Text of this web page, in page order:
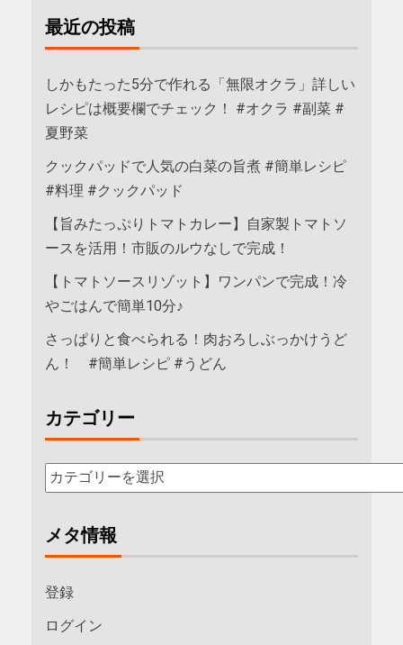
最近の投稿
しかもたった5分で作れる「無限オクラ」詳しい
レシピは概要欄でチェック！ #オクラ #副菜 #
夏野菜
クックパッドで人気の白菜の旨煮 #簡単レシピ
#料理 #クックパッド
【旨みたっぷりトマトカレー】自家製トマトソ
ースを活用！市販のルウなしで完成！
【トマトソースリゾット】ワンパンで完成！冷
やごはんで簡単10分♪
さっぱりと食べられる！肉おろしぶっかけうど
ん！ #簡単レシピ #うどん
カテゴリー
メタ情報
登録
ログイン